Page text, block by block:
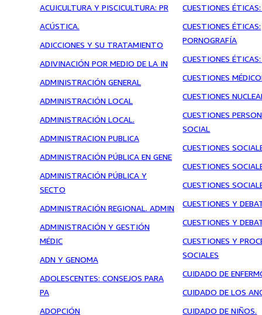
ACUICULTURA Y PISCICULTURA: PR
ACÚSTICA.
ADICCIONES Y SU TRATAMIENTO
ADIVINACIÓN POR MEDIO DE LA IN
ADMINISTRACIÓN GENERAL
ADMINISTRACIÓN LOCAL
ADMINISTRACIÓN LOCAL.
ADMINISTRACION PUBLICA
ADMINISTRACIÓN PÚBLICA EN GENE
ADMINISTRACIÓN PÚBLICA Y
SECTO
ADMINISTRACIÓN REGIONAL. ADMIN
ADMINISTRACIÓN Y GESTIÓN
MÉDIC
ADN Y GENOMA
ADOLESCENTES: CONSEJOS PARA
PA
ADOPCIÓN
CUESTIONES
CUESTIONES ÉTICAS:
PORNOGRAFÍA
CUESTIONES
CUESTIONES
CUESTIONES
CUESTIONES
SOCIAL
CUESTIONES
CUESTIONES
CUESTIONES
CUESTIONES Y
CUESTIONES Y
CUESTIONES Y
SOCIALES
CUIDADO DE
CUIDADO DE LOS
CUIDADO DE NIÑOS.